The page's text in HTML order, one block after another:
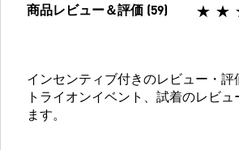
商品レビュー＆評価 (59)
インセンティブ付きのレビュー・評
トライオンイベント、試着のレビ
ます。